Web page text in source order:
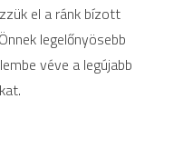
el a ránk bízott
legelőnyösebb
véve a legújabb